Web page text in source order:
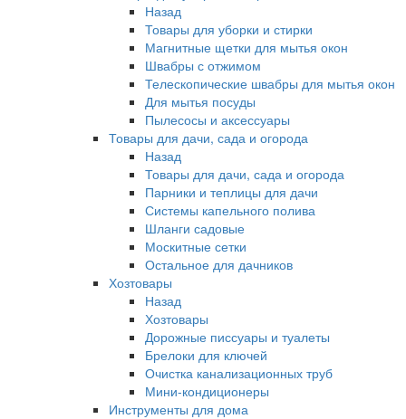
Назад
Товары для уборки и стирки
Магнитные щетки для мытья окон
Швабры с отжимом
Телескопические швабры для мытья окон
Для мытья посуды
Пылесосы и аксессуары
Товары для дачи, сада и огорода
Назад
Товары для дачи, сада и огорода
Парники и теплицы для дачи
Системы капельного полива
Шланги садовые
Москитные сетки
Остальное для дачников
Хозтовары
Назад
Хозтовары
Дорожные писсуары и туалеты
Брелоки для ключей
Очистка канализационных труб
Мини-кондиционеры
Инструменты для дома